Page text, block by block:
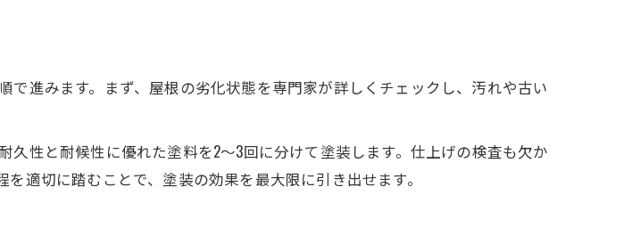
がもたらす住まいの印象変化
した屋根塗装法とは
の雨風から住まいを守る理由
わせた屋根塗装のポイント
進みます。まず、屋根の劣化状態を専門家が詳しくチェックし、汚れや古い
性と耐候性に優れた塗料を2～3回に分けて塗装します。仕上げの検査も欠か
適切に踏むことで、塗装の効果を最大限に引き出せます。
い合わせはこちら
い合わせはこちら